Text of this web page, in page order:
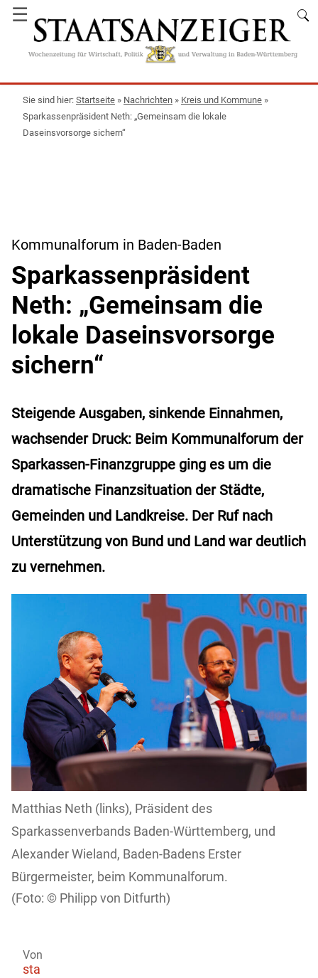
☰
Startseite » Nachrichten » Kreis und Kommune »
Sparkassenpräsident Neth: „Gemeinsam die lokale
Daseinsvorsorge sichern“
Kommunalforum in Baden-Baden
Sparkassenpräsident
Neth: „Gemeinsam die
lokale Daseinsvorsorge
sichern“
Steigende Ausgaben, sinkende Einnahmen,
wachsender Druck: Beim Kommunalforum der
Sparkassen-Finanzgruppe ging es um die
dramatische Finanzsituation der Städte,
Gemeinden und Landkreise. Der Ruf nach
Unterstützung von Bund und Land war deutlich
zu vernehmen.
Matthias Neth (links), Präsident des
Sparkassenverbands Baden-Württemberg, und
Alexander Wieland, Baden-Badens Erster
Bürgermeister, beim Kommunalforum.
Philipp von Ditfurth)
Von
sta